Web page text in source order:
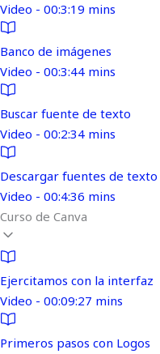
Video - 00:3:19 mins
Banco de imágenes
Video - 00:3:44 mins
Buscar fuente de texto
Video - 00:2:34 mins
Descargar fuentes de texto
Video - 00:4:36 mins
Curso de Canva
Ejercitamos con la interfaz
Video - 00:09:27 mins
Primeros pasos con Logos